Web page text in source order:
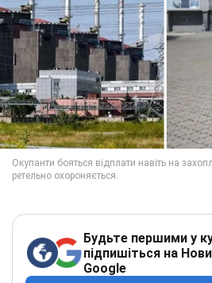
Будьте першими у
підпишіться на
Google